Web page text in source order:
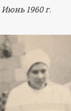
Июнь 1960 г.